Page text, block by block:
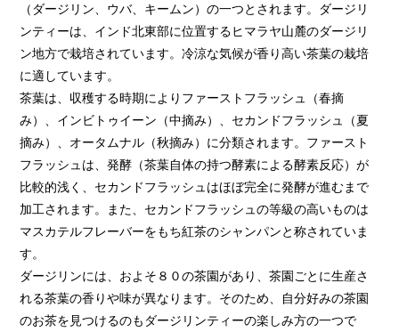
（ダージリン、ウバ、キームン）の一つとされます。ダージリ
ンティーは、インド北東部に位置するヒマラヤ山麓のダージリ
ン地方で栽培されています。冷涼な気候が香り高い茶葉の栽培
に適しています。
茶葉は、収穫する時期によりファーストフラッシュ（春摘
み）、インビトゥイーン（中摘み）、セカンドフラッシュ（夏
摘み）、オータムナル（秋摘み）に分類されます。ファースト
フラッシュは、発酵（茶葉自体の持つ酵素による酵素反応）が
比較的浅く、セカンドフラッシュはほぼ完全に発酵が進むまで
加工されます。また、セカンドフラッシュの等級の高いものは
マスカテルフレーバーをもち紅茶のシャンパンと称されていま
す。
ダージリンには、およそ８０の茶園があり、茶園ごとに生産さ
れる茶葉の香りや味が異なります。そのため、自分好みの茶園
のお茶を見つけるのもダージリンティーの楽しみ方の一つで